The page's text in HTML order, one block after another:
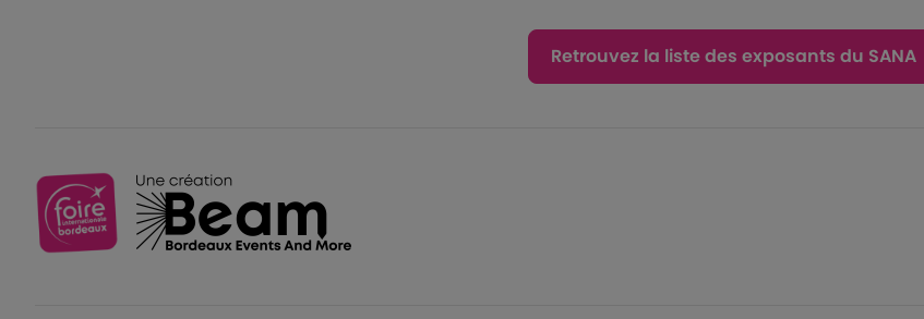
Retrouvez la liste des exposants du SANA